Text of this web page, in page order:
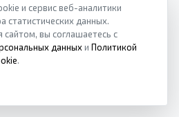
соглашение
и сервис веб-аналитики
статистических данных.
вы соглашаетесь с
данных и Политикой
.